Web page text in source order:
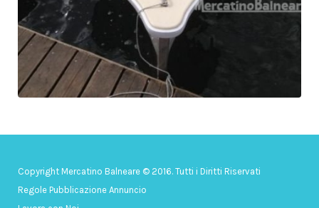
Copyright Mercatino Balneare © 2016. Tutti i Diritti Riservati
Regole Pubblicazione Annuncio